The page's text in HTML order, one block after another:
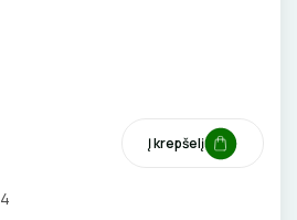
PIRŠTINĖS
DĖŽUTĖS Į krepšelį